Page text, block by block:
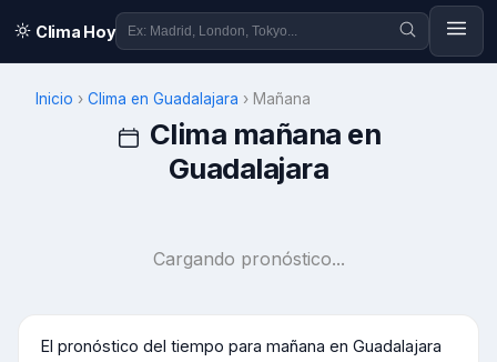
Clima Hoy
Inicio › Clima en Guadalajara › Mañana
Clima mañana en
Guadalajara
Cargando pronóstico...
El pronóstico del tiempo para mañana en Guadalajara